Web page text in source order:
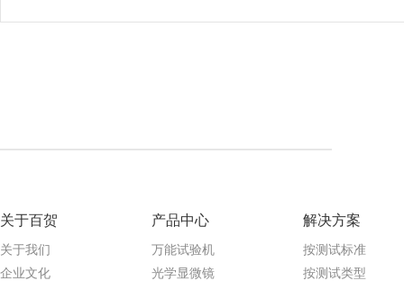
关于百贺
关于我们
企业文化
产品中心
万能试验机
光学显微镜
解决方案
按测试标准
按测试类型